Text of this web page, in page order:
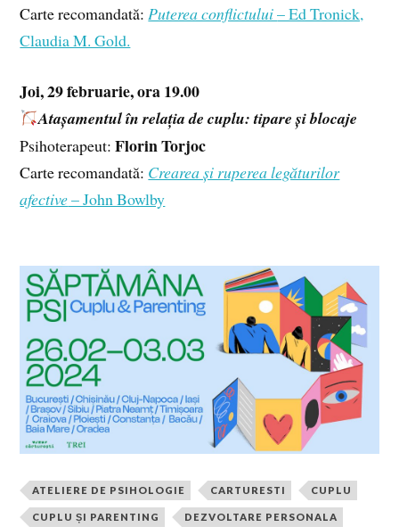
Carte recomandată:Puterea conflictului– Ed Tronick,
Claudia M. Gold.
Joi, 29 februarie, ora 19.00
Atașamentul în relația de cuplu: tipare și blocaje
Psihoterapeut: Florin Torjoc
Carte recomandată: Crearea și ruperea legăturilor
afective– John Bowlby
ATELIERE DE PSIHOLOGIE CARTURESTI CUPLU
CUPLU ȘI PARENTING DEZVOLTARE PERSONALA